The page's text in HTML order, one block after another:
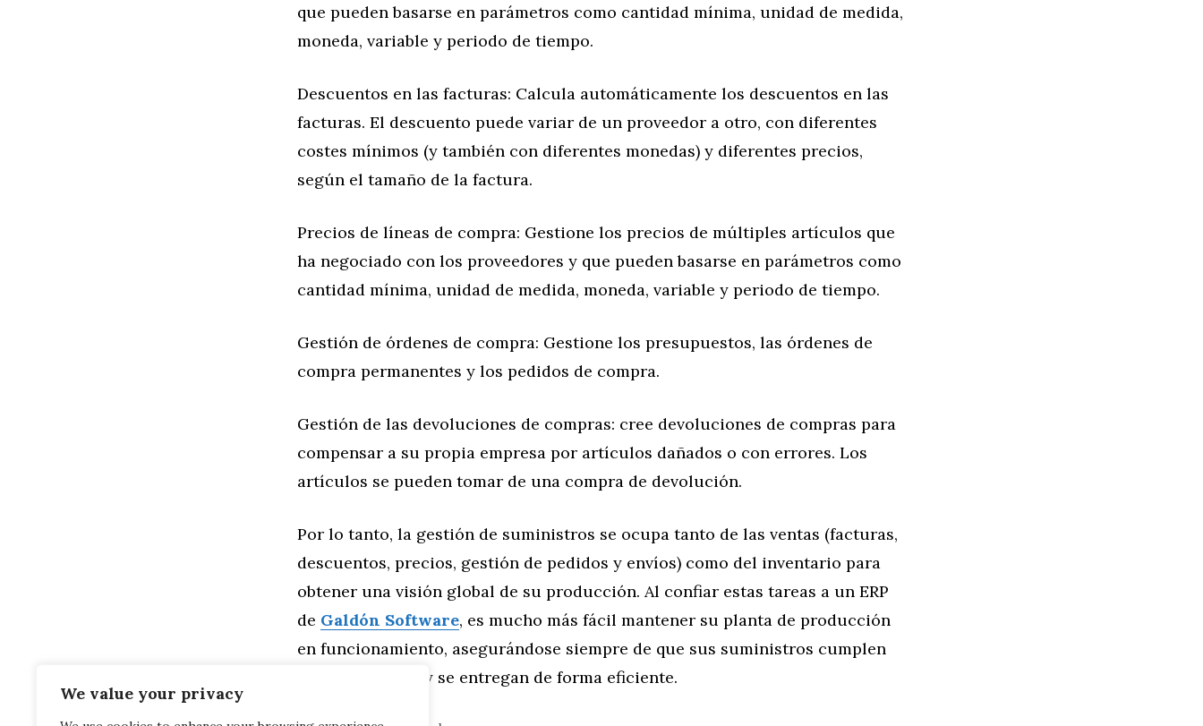
We value your privacy
que pueden basarse en parámetros como cantidad mínima, unidad de medida,
moneda, variable y periodo de tiempo.
Descuentos en las facturas: Calcula automáticamente los descuentos en las
facturas. El descuento puede variar de un proveedor a otro, con diferentes
costes mínimos (y también con diferentes monedas) y diferentes precios,
según el tamaño de la factura.
Precios de líneas de compra: Gestione los precios de múltiples artículos que
ha negociado con los proveedores y que pueden basarse en parámetros como
cantidad mínima, unidad de medida, moneda, variable y periodo de tiempo.
Gestión de órdenes de compra: Gestione los presupuestos, las órdenes de
compra permanentes y los pedidos de compra.
Gestión de las devoluciones de compras: cree devoluciones de compras para
compensar a su propia empresa por artículos dañados o con errores. Los
artículos se pueden tomar de una compra de devolución.
Por lo tanto, la gestión de suministros se ocupa tanto de las ventas (facturas,
descuentos, precios, gestión de pedidos y envíos) como del inventario para
obtener una visión global de su producción. Al confiar estas tareas a un ERP
de Galdón Software, es mucho más fácil mantener su planta de producción
en funcionamiento, asegurándose siempre de que sus suministros cumplen
con los pedidos y se entregan de forma eficiente.